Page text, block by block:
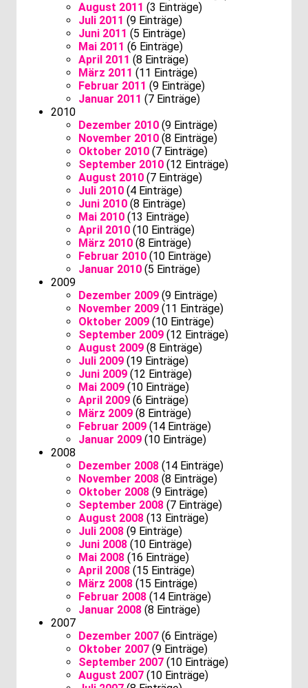
August 2011 (3 Einträge)
Juli 2011 (9 Einträge)
Juni 2011 (5 Einträge)
Mai 2011 (6 Einträge)
April 2011 (8 Einträge)
März 2011 (11 Einträge)
Februar 2011 (9 Einträge)
Januar 2011 (7 Einträge)
2010
Dezember 2010 (9 Einträge)
November 2010 (8 Einträge)
Oktober 2010 (7 Einträge)
September 2010 (12 Einträge)
August 2010 (7 Einträge)
Juli 2010 (4 Einträge)
Juni 2010 (8 Einträge)
Mai 2010 (13 Einträge)
April 2010 (10 Einträge)
März 2010 (8 Einträge)
Februar 2010 (10 Einträge)
Januar 2010 (5 Einträge)
2009
Dezember 2009 (9 Einträge)
November 2009 (11 Einträge)
Oktober 2009 (10 Einträge)
September 2009 (12 Einträge)
August 2009 (8 Einträge)
Juli 2009 (19 Einträge)
Juni 2009 (12 Einträge)
Mai 2009 (10 Einträge)
April 2009 (6 Einträge)
März 2009 (8 Einträge)
Februar 2009 (14 Einträge)
Januar 2009 (10 Einträge)
2008
Dezember 2008 (14 Einträge)
November 2008 (8 Einträge)
Oktober 2008 (9 Einträge)
September 2008 (7 Einträge)
August 2008 (13 Einträge)
Juli 2008 (9 Einträge)
Juni 2008 (10 Einträge)
Mai 2008 (16 Einträge)
April 2008 (15 Einträge)
März 2008 (15 Einträge)
Februar 2008 (14 Einträge)
Januar 2008 (8 Einträge)
2007
Dezember 2007 (6 Einträge)
Oktober 2007 (9 Einträge)
September 2007 (10 Einträge)
August 2007 (10 Einträge)